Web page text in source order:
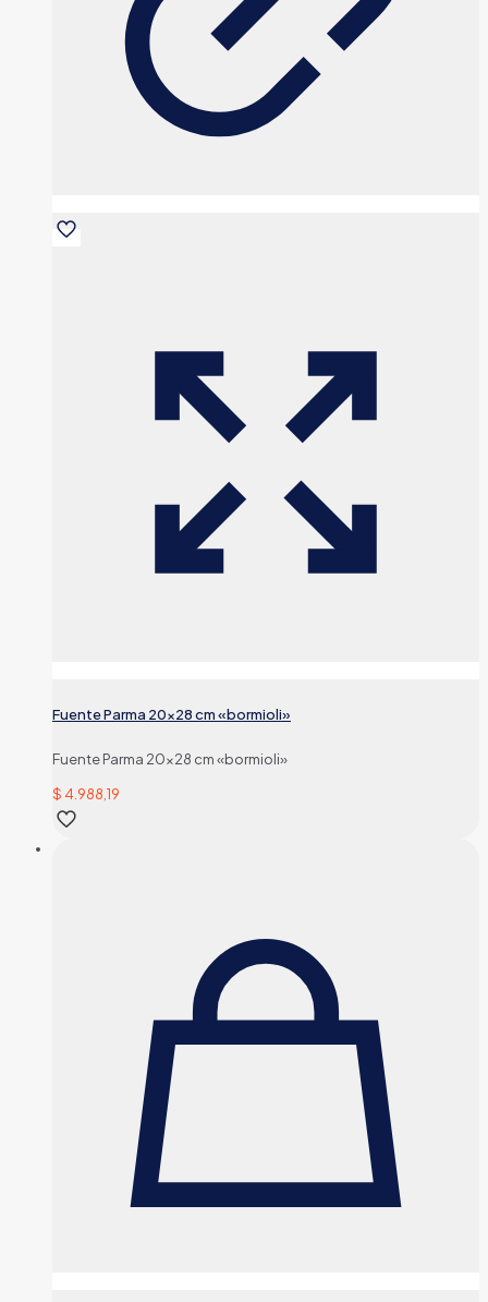
Fuente Parma 20×28 cm «bormioli»
Fuente Parma 20×28 cm «bormioli»
$ 4.988,19